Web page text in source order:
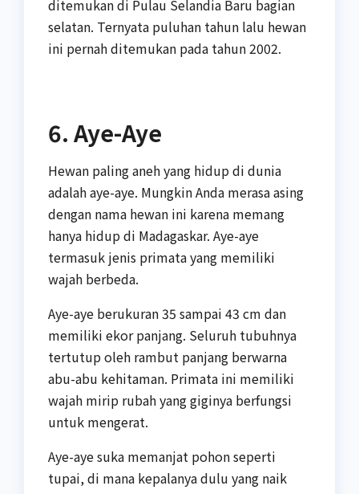
ditemukan di Pulau Selandia Baru bagian
selatan. Ternyata puluhan tahun lalu hewan
ini pernah ditemukan pada tahun 2002.
6. Aye-Aye
Hewan paling aneh yang hidup di dunia
adalah aye-aye. Mungkin Anda merasa asing
dengan nama hewan ini karena memang
hanya hidup di Madagaskar. Aye-aye
termasuk jenis primata yang memiliki
wajah berbeda.
Aye-aye berukuran 35 sampai 43 cm dan
memiliki ekor panjang. Seluruh tubuhnya
tertutup oleh rambut panjang berwarna
abu-abu kehitaman. Primata ini memiliki
wajah mirip rubah yang giginya berfungsi
untuk mengerat.
Aye-aye suka memanjat pohon seperti
tupai, di mana kepalanya dulu yang naik